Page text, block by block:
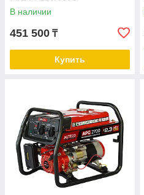
В наличии
451 500 ₸
Купить